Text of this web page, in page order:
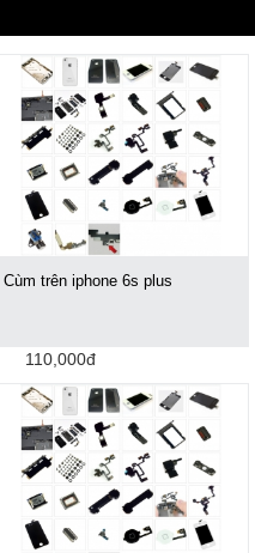
Cùm trên iphone 6s plus
110,000đ